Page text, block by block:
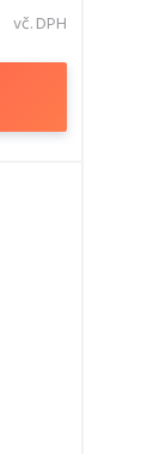
vč. DPH